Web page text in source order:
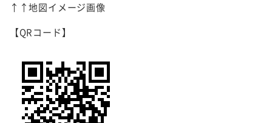
↑↑地図イメージ画像
【QRコード】